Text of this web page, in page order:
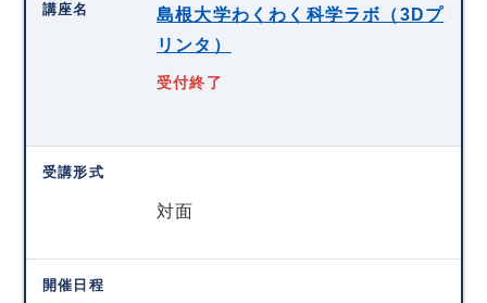
島根大学わくわく科学ラボ（3Dプ
リンタ）
受付終了
対面